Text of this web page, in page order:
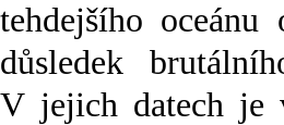
tehdejšího
důsledek
V jejich datech je